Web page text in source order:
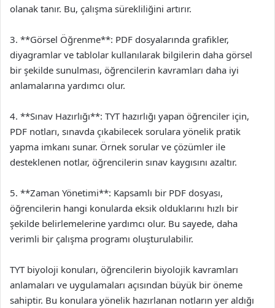
olanak tanır. Bu, çalışma sürekliliğini artırır.
3. **Görsel Öğrenme**: PDF dosyalarında grafikler,
diyagramlar ve tablolar kullanılarak bilgilerin daha görsel
bir şekilde sunulması, öğrencilerin kavramları daha iyi
anlamalarına yardımcı olur.
4. **Sınav Hazırlığı**: TYT hazırlığı yapan öğrenciler için,
PDF notları, sınavda çıkabilecek sorulara yönelik pratik
yapma imkanı sunar. Örnek sorular ve çözümler ile
desteklenen notlar, öğrencilerin sınav kaygısını azaltır.
5. **Zaman Yönetimi**: Kapsamlı bir PDF dosyası,
öğrencilerin hangi konularda eksik olduklarını hızlı bir
şekilde belirlemelerine yardımcı olur. Bu sayede, daha
verimli bir çalışma programı oluşturulabilir.
TYT biyoloji konuları, öğrencilerin biyolojik kavramları
anlamaları ve uygulamaları açısından büyük bir öneme
sahiptir. Bu konulara yönelik hazırlanan notların yer aldığı